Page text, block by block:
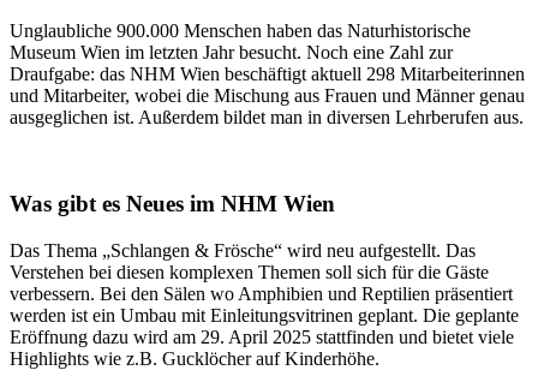
Unglaubliche 900.000 Menschen haben das Naturhistorische
Museum Wien im letzten Jahr besucht. Noch eine Zahl zur
Draufgabe: das NHM Wien beschäftigt aktuell 298 Mitarbeiterinnen
und Mitarbeiter, wobei die Mischung aus Frauen und Männer genau
ausgeglichen ist. Außerdem bildet man in diversen Lehrberufen aus.
Was gibt es Neues im NHM Wien
Das Thema „Schlangen & Frösche“ wird neu aufgestellt. Das
Verstehen bei diesen komplexen Themen soll sich für die Gäste
verbessern. Bei den Sälen wo Amphibien und Reptilien präsentiert
werden ist ein Umbau mit Einleitungsvitrinen geplant. Die geplante
Eröffnung dazu wird am 29. April 2025 stattfinden und bietet viele
Highlights wie z.B. Gucklöcher auf Kinderhöhe.